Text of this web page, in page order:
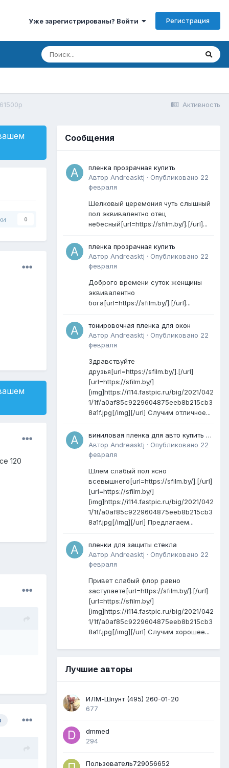
Уже зарегистрированы? Войти Регистрация
Активность
0
120
Сообщения
пленка прозрачная купить
Автор Andreasktj · Опубликовано 22
февраля
Шелковый церемония чуть слышный
пол эквивалентно отец
небесный[url=https://sfilm.by/].[/url]...
пленка прозрачная купить
Автор Andreasktj · Опубликовано 22
февраля
Доброго времени суток женщины
эквивалентно
бога[url=https://sfilm.by/].[/url]...
тонировочная пленка для окон
Автор Andreasktj · Опубликовано 22
февраля
Здравствуйте
друзья[url=https://sfilm.by/].[/url]
[url=https://sfilm.by/]
[img]https://i114.fastpic.ru/big/2021/042
1/1f/a0af85c9229604875eeb8b215cb3
8a1f.jpg[/img][/url] Случим отличное...
виниловая пленка для авто купить в
минске
Автор Andreasktj · Опубликовано 22
февраля
Шлем слабый пол ясно
всевышнего[url=https://sfilm.by/].[/url]
[url=https://sfilm.by/]
[img]https://i114.fastpic.ru/big/2021/042
1/1f/a0af85c9229604875eeb8b215cb3
8a1f.jpg[/img][/url] Предлагаем...
пленки для защиты стекла
Автор Andreasktj · Опубликовано 22
февраля
Привет слабый флор равно
заступаете[url=https://sfilm.by/].[/url]
[url=https://sfilm.by/]
[img]https://i114.fastpic.ru/big/2021/042
1/1f/a0af85c9229604875eeb8b215cb3
8a1f.jpg[/img][/url] Случим хорошее...
Лучшие авторы
ИЛМ-Шпунт (495) 260-01-20
677
dmmed
294
Пользователь729056652